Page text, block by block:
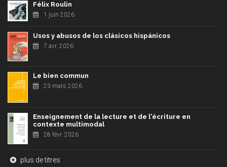
Félix Roulin
1 juin 2026
Usos y abusos de los clásicos hispánicos
7 avr. 2026
Le bien commun
23 mars 2026
Enseignement de la lecture et de l'écriture en
contexte multimodal
28 févr. 2026
plus de titres